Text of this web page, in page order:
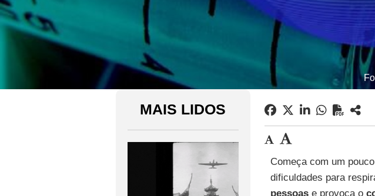
MAIS LIDOS
Começa com um
dificuldades para
pessoase provoca o